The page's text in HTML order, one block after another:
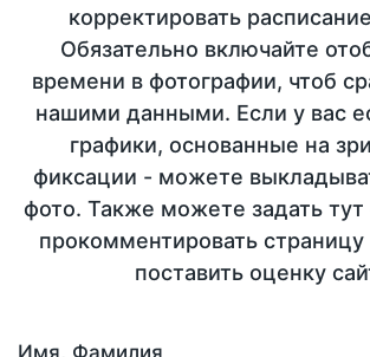
корректировать
Обязательно включайте
времени в фотографии, чтоб
нашими данными. Если у вас
графики, основанные на
фиксации - можете
фото. Также можете задать тут
прокомментировать страницу
поставить оценку